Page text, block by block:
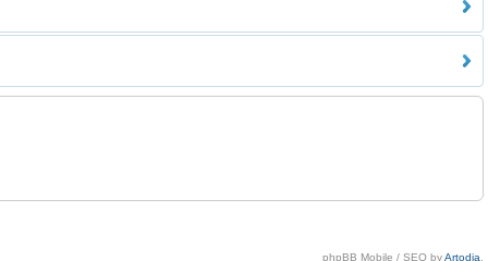
phpBB Mobile / SEO byArtodia